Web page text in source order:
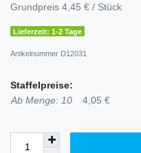
Grundpreis 4,45 € / Stück
Lieferzeit: 1-2 Tage
Artikelnummer D12031
Staffelpreise:
Ab Menge: 10
4,05 €